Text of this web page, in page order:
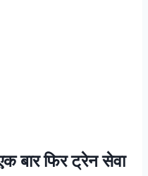
बार फिर ट्रेन सेवा